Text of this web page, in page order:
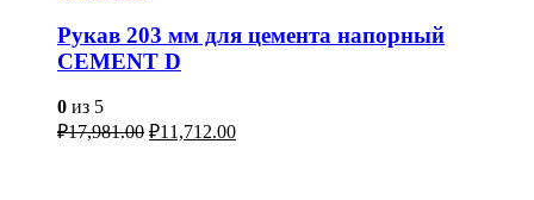
Рукав 203 мм для цемента напорный
CEMENT D
0 из 5
₽17,981.00 ₽11,712.00